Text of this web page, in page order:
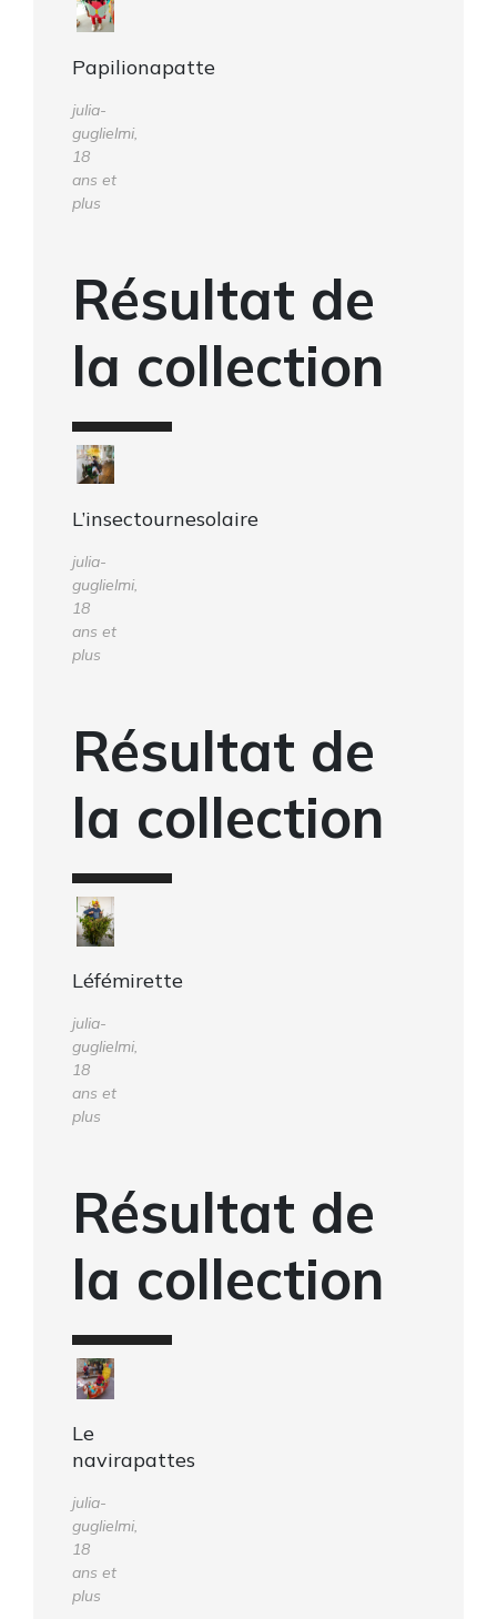
Papilionapatte
julia-
guglielmi,
18
ans et
plus
Résultat de
la collection
L’insectournesolaire
julia-
guglielmi,
18
ans et
plus
Résultat de
la collection
Léfémirette
julia-
guglielmi,
18
ans et
plus
Résultat de
la collection
Le
navirapattes
julia-
guglielmi,
18
ans et
plus